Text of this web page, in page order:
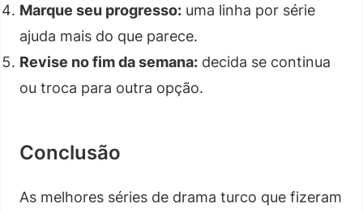
Marque seu progresso: uma linha por série
ajuda mais do que parece.
Revise no fim da semana: decida se continua
ou troca para outra opção.
Conclusão
As melhores séries de drama turco que fizeram